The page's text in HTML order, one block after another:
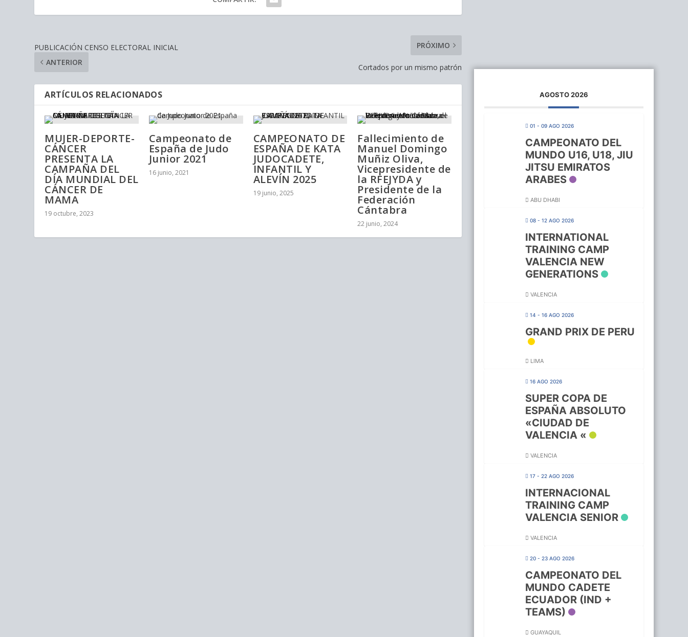
PUBLICACIÓN CENSO ELECTORAL INICIAL
ANTERIOR
PRÓXIMO
Cortados por un mismo patrón
ARTÍCULOS RELACIONADOS
MUJER-DEPORTE-
CÁNCER
PRESENTA LA
CAMPAÑA DEL
DÍA MUNDIAL DEL
CÁNCER DE
MAMA
19 octubre, 2023
Campeonato de
España de Judo
Junior 2021
16 junio, 2021
CAMPEONATO DE
ESPAÑA DE KATA
JUDOCADETE,
INFANTIL Y
ALEVÍN 2025
19 junio, 2025
Fallecimiento de
Manuel Domingo
Muñiz Oliva,
Vicepresidente de
la RFEJYDA y
Presidente de la
Federación
Cántabra
22 junio, 2024
AGOSTO 2026
01 - 09 AGO 2026
CAMPEONATO DEL
MUNDO U16, U18, JIU
JITSU EMIRATOS
ARABES
ABU DHABI
08 - 12 AGO 2026
INTERNATIONAL
TRAINING CAMP
VALENCIA NEW
GENERATIONS
VALENCIA
14 - 16 AGO 2026
GRAND PRIX DE PERU
LIMA
16 AGO 2026
SUPER COPA DE
ESPAÑA ABSOLUTO
«CIUDAD DE
VALENCIA «
VALENCIA
17 - 22 AGO 2026
INTERNACIONAL
TRAINING CAMP
VALENCIA SENIOR
VALENCIA
20 - 23 AGO 2026
CAMPEONATO DEL
MUNDO CADETE
ECUADOR (IND +
TEAMS)
GUAYAQUIL